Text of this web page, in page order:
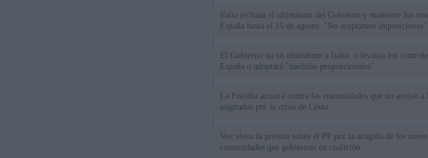
Italia rechaza el ultimátum del Gobierno y mantiene los
España hasta el 15 de agosto: "No aceptamos imposiciones"
El Gobierno da un ultimátum a Italia: o levanta los
España o adoptará "medidas proporcionales"
La Fiscalía actuará contra las comunidades que no acojan a
asignados por la crisis de Ceuta
Vox eleva la presión sobre el PP por la acogida de los
comunidades que gobiernan en coalición